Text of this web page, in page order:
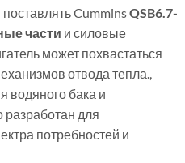
CumminsQSB6.7-
части и силовые
может похвастаться
отвода тепла.,
водяного бака и
для
потребностей и